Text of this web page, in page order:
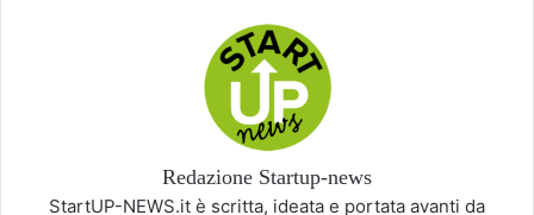
Redazione Startup-news
StartUP-NEWS.it è scritta, ideata e portata avanti da